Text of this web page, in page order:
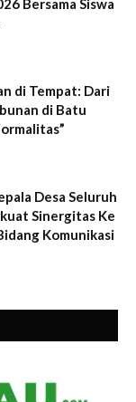
Bersama Siswa
di Tempat: Dari
di Batu
Desa Seluruh
Sinergitas Ke
Komunikasi